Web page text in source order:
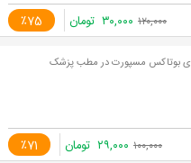
٪75 ۱۲۰,۰۰۰ ۳۰,۰۰۰ تومان
ای بوتاکس مسپورت در مطب پزشک
٪71 ۱۰۰,۰۰۰ ۲۹,۰۰۰ تومان